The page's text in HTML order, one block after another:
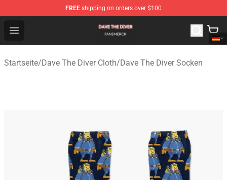
FREE shipping on orders over $100
Open menu
Dave The Diver Shop - Official Dave The Diver
Startseite/Dave The Diver Cloth/Dave The Diver Socken